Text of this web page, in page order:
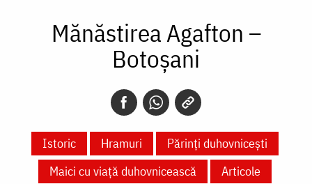
Mănăstirea Agafton –
Botoșani
Istoric Hramuri
Părinți duhovnicești
Maici cu viață duhovnicească
Articole